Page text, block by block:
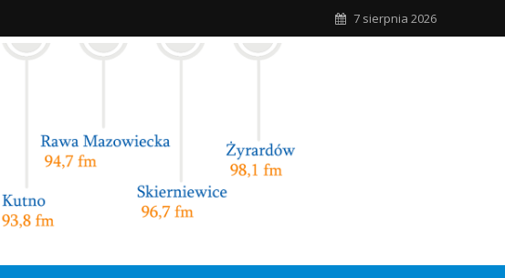
7 sierpnia 2026